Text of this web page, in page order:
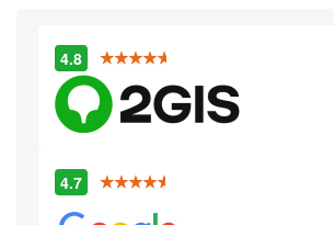
4.8
4.7